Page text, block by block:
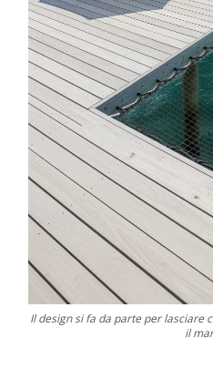
Il design si fa da parte per lasciare
il